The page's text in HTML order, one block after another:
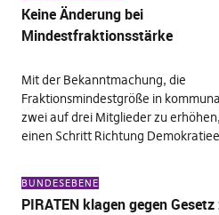
Keine Änderung bei
Mindestfraktionsstärke
Mit der Bekanntmachung, die
Fraktionsmindestgröße in
zwei auf drei Mitglieder zu
einen Schritt Richtung
BUNDESEBENE
PIRATEN klagen gegen